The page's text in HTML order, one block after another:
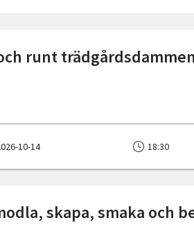
runt
10-14 18:30
skapa, smaka och